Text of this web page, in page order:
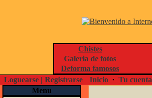
Chistes
Galeria de fotos
Deforma famosos
Loguearse | Registrarse
Inicio · Tu cuenta
Menu